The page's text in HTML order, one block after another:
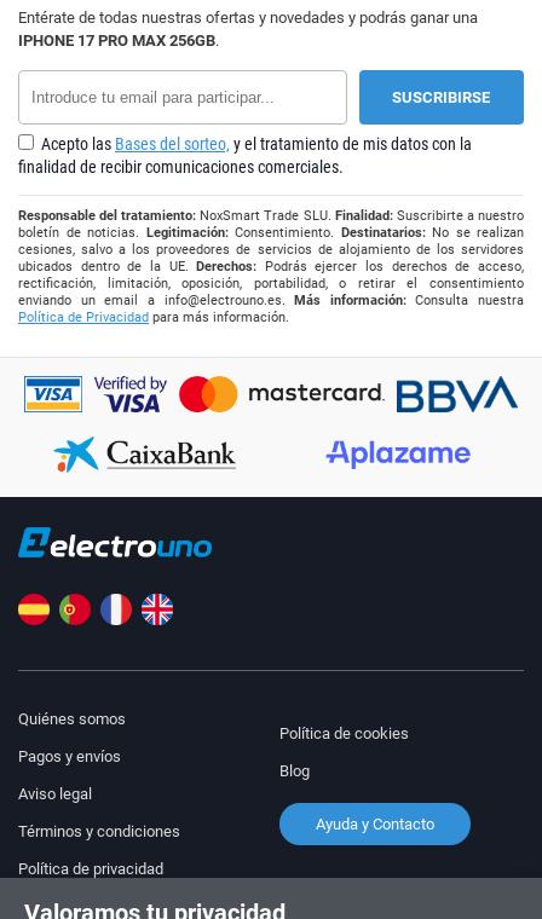
Entérate de todas nuestras ofertas y novedades y podrás ganar una
IPHONE 17 PRO MAX 256GB.
Acepto las Bases del sorteo, y el tratamiento de mis datos con la
finalidad de recibir comunicaciones comerciales.
Responsable del tratamiento: NoxSmart Trade SLU. Finalidad:Suscribirte a nuestro
boletín de noticias.
Legitimación:Consentimiento. Destinatarios:No se realizan
cesiones, salvo a los proveedores de servicios de alojamiento de los servidores
ubicados dentro de la UE.
Derechos: Podrás ejercer los derechos de acceso,
rectificación, limitación, oposición, portabilidad, o retirar el consentimiento
enviando un email a info@electrouno.es. Más información:Consulta nuestra
Política de Privacidad para más información.
Quiénes somos
Pagos y envíos
Aviso legal
Términos y condiciones
Política de privacidad
Política de cookies
Blog
Ayuda y Contacto
Valoramos tu privacidad